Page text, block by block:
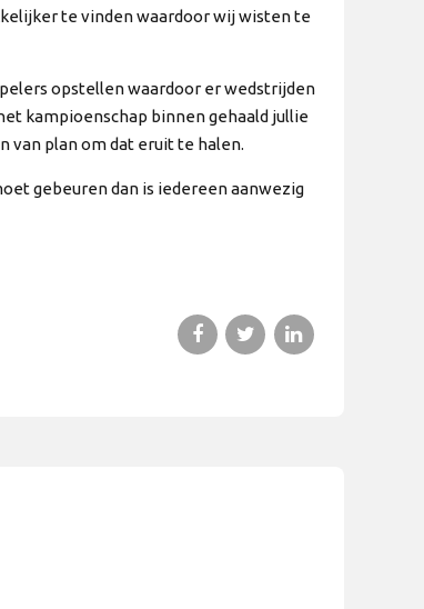
te vinden waardoor wij wisten te
opstellen waardoor er wedstrijden
kampioenschap binnen gehaald jullie
van plan om dat eruit te halen.
gebeuren dan is iedereen aanwezig